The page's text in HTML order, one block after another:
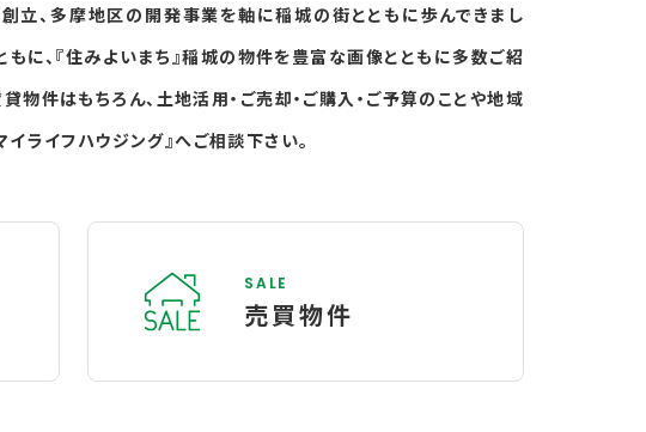
立、多摩地区の開発事業を軸に稲城の街とともに歩んできまし
もに、『住みよいまち』稲城の物件を豊富な画像とともに多数ご紹
物件はもちろん、土地活用・ご売却・ご購入・ご予算のことや地域
ライフハウジング』へご相談下さい。
SALE
売買物件